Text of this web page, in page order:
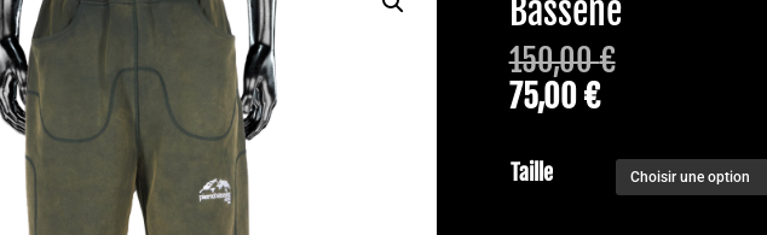
Bassene
150,00€
75,00€
Taille